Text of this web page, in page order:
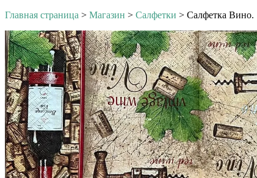
Главная страница > Магазин > Салфетки > Салфетка Вино.